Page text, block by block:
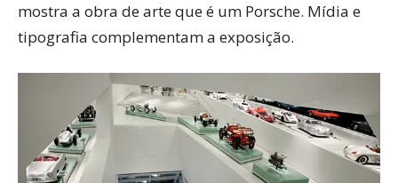
mostra a obra de arte que é um Porsche. Mídia e
tipografia complementam a exposição.